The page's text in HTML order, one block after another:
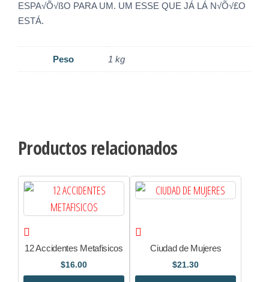
ESPA√Õ√ßO PARA UM. UM ESSE QUE JÁ LÁ N√Õ√£O
ESTÁ.
Peso 1 kg
Productos relacionados
12 Accidentes Metafisicos
$16.00
Ciudad de Mujeres
$21.30